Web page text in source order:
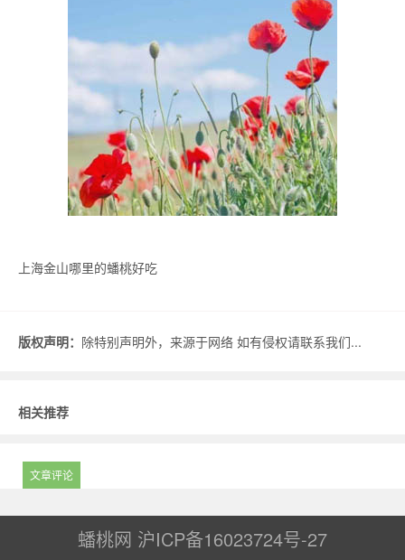
上海金山哪里的蟠桃好吃
版权声明： 除特别声明外，来源于网络 如有侵权请联系我们...
相关推荐
文章评论
蟠桃网 沪ICP备16023724号-27